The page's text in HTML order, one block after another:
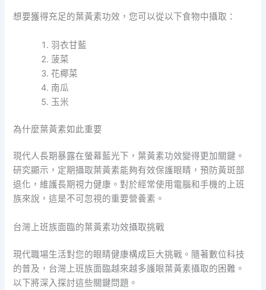
想要獲得充足的葉黃素功效，您可以從以下食物中攝取：
羽衣甘藍
菠菜
花椰菜
南瓜
玉米
為什麼葉黃素如此重要
現代人長期暴露在螢幕藍光下，葉黃素功效變得更加關鍵。
研究顯示，定期攝取葉黃素能夠有效保護眼睛，預防黃斑部
退化，維護長期視力健康。對於經常使用電腦和手機的上班
族來說，這是不可忽視的重要營養素。
台灣上班族面臨的葉黃素功效攝取挑戰
現代職場生活對您的眼睛健康構成巨大挑戰。隨著數位科技
的普及，台灣上班族面臨越來越多護眼葉黃素攝取的困難。
以下將深入探討這些關鍵問題。